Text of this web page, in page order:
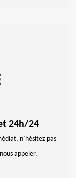
24h/24
n’hésitez pas
appeler.